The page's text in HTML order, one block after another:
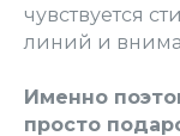
чувствуется
линий и
Именно
просто